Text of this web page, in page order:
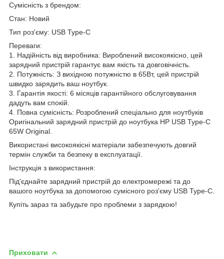
Сумісність з брендом:
Стан: Новий
Тип роз'єму: USB Type-C
Переваги:
1. Надійність від виробника: Вироблений високоякісно, цей
зарядний пристрій гарантує вам якість та довговічність.
2. Потужність: З вихідною потужністю в 65Вт, цей пристрій
швидко зарядить ваш ноутбук.
3. Гарантія якості: 6 місяців гарантійного обслуговування
дадуть вам спокій.
4. Повна сумісність: Розроблений спеціально для ноутбуків
Оригінальний зарядний пристрій до ноутбука HP USB Type-C
65W Original.
Використані високоякісні матеріали забезпечують довгий
термін служби та безпеку в експлуатації.
Інструкція з використання:
Під'єднайте зарядний пристрій до електромережі та до
вашого ноутбука за допомогою сумісного роз'єму USB Type-C.
Купіть зараз та забудьте про проблеми з зарядкою!
Приховати